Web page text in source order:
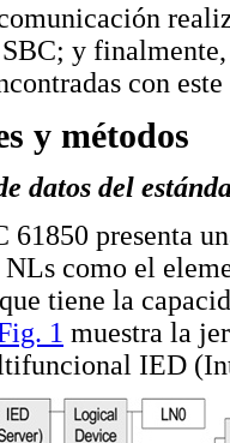
y
con
y métodos
datos del
61850 presenta
NLs como el
tiene la
1 muestra la
IED